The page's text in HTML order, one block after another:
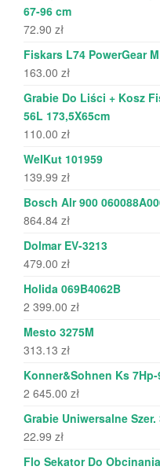
67-96 cm
72.90 zł
Fiskars L74 PowerGear
163.00 zł
Grabie Do Liści + Kosz
56L 173,5X65cm
110.00 zł
WelKut 101959
139.99 zł
Bosch Alr 900
864.84 zł
Dolmar EV-3213
479.00 zł
Holida 069B4062B
2 399.00 zł
Mesto 3275M
313.13 zł
Konner&Sohnen Ks 7Hp-
2 645.00 zł
Grabie Uniwersalne Szer.
22.99 zł
Flo Sekator Do